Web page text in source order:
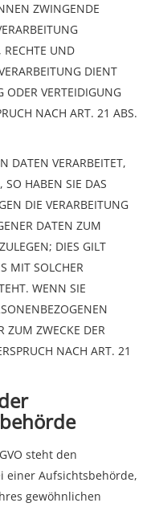
ZWINGENDE
RECHTE UND
DIENT
ODER VERTEIDIGUNG
NACH ART. 21 ABS.
DATEN VERARBEITET,
SO HABEN SIE DAS
DIE VERARBEITUNG
DATEN ZUM
DIES GILT
MIT SOLCHER
WENN SIE
ZUM ZWECKE DER
NACH ART. 21
steht den
einer Aufsichtsbehörde,
gewöhnlichen